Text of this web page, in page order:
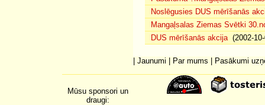
Noslēgusies DUS mērīšanās
Mangaļsalas Ziemas Svētki
DUS mērīšanās akcija(2002-10-
Jaunumi Par mums Pasākumi
Mūsu sponsori un
draugi: